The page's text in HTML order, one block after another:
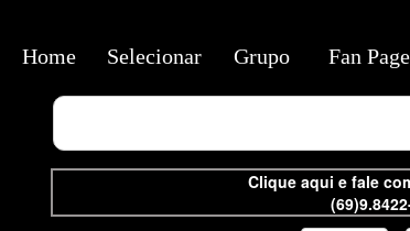
Clique aqui e fale
Home Selecionar Grupo Fan Page